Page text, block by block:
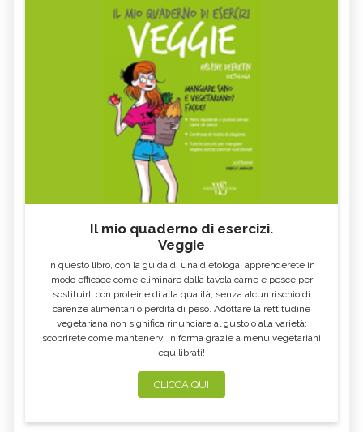
Il mio quaderno di esercizi.
Veggie
In questo libro, con la guida di una dietologa, apprenderete in
modo efficace come eliminare dalla tavola carne e pesce per
sostituirli con proteine di alta qualità, senza alcun rischio di
carenze alimentari o perdita di peso. Adottare la rettitudine
vegetariana non significa rinunciare al gusto o alla varietà:
scoprirete come mantenervi in forma grazie a menu vegetariani
equilibrati!
CLICCA QUI